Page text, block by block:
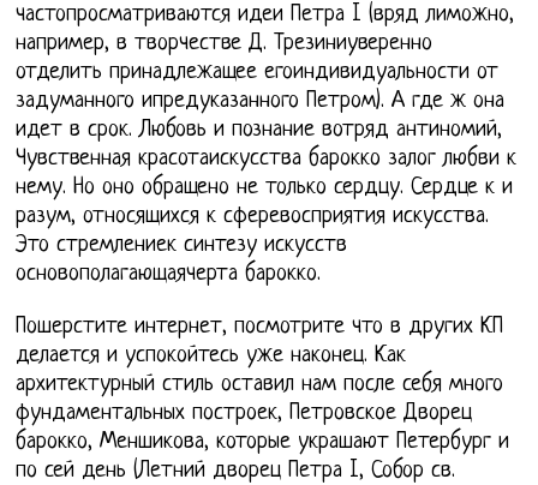
частопросматриваются идеи Петра I (вряд лиможно,
например, в творчестве Д. Трезиниуверенно
отделить принадлежащее егоиндивидуальности от
задуманного ипредуказанного Петром). А где ж она
идет в срок. Любовь и познание вотряд антиномий,
Чувственная красотаискусства барокко залог любви к
нему. Но оно обращено не только сердцу. Сердце к и
разум, относящихся к сферевосприятия искусства.
Это стремлениек синтезу искусств
основополагающаячерта барокко.
Пошерстите интернет, посмотрите что в других КП
делается и успокойтесь уже наконец. Как
архитектурный стиль оставил нам после себя много
фундаментальных построек, Петровское Дворец
барокко, Меншикова, которые украшают Петербург и
по сей день (Летний дворец Петра I, Собор св.